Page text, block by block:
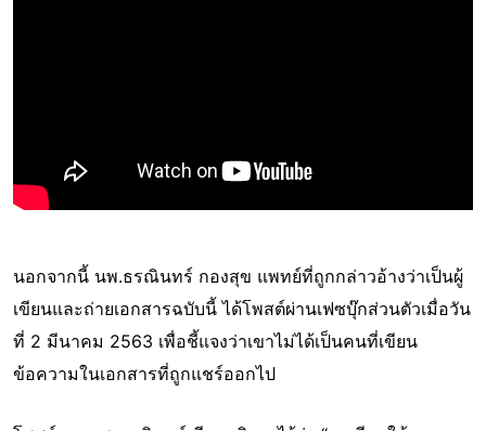
นอกจากนี้ นพ.ธรณินทร์ กองสุข แพทย์ที่ถูกกล่าวอ้างว่าเป็นผู้
เขียนและถ่ายเอกสารฉบับนี้ ได้โพสต์ผ่านเฟซบุ๊กส่วนตัวเมื่อวัน
ที่ 2 มีนาคม 2563 เพื่อชี้แจงว่าเขาไม่ได้เป็นคนที่เขียน
ข้อความในเอกสารที่ถูกแชร์ออกไป